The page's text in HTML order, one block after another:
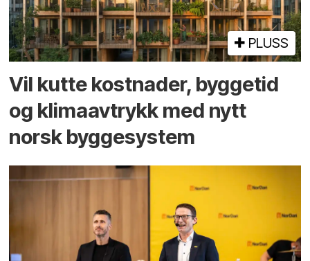
PLUSS
Vil kutte kostnader, byggetid
og klima­avtrykk med nytt
norsk bygge­system